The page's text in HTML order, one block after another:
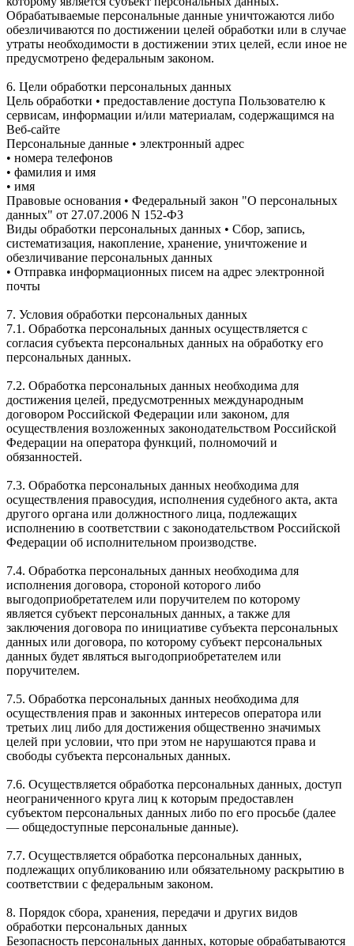
Обрабатываемые персональные данные уничтожаются либо
обезличиваются по достижении целей обработки или в случае
утраты необходимости в достижении этих целей, если иное не
предусмотрено федеральным законом.
6. Цели обработки персональных данных
Цель обработки • предоставление доступа Пользователю к
сервисам, информации и/или материалам, содержащимся на
Веб-сайте
Персональные данные • электронный адрес
• номера телефонов
• фамилия и имя
• имя
Правовые основания • Федеральный закон "О персональных
данных" от 27.07.2006 N 152-ФЗ
Виды обработки персональных данных • Сбор, запись,
систематизация, накопление, хранение, уничтожение и
обезличивание персональных данных
• Отправка информационных писем на адрес электронной
почты
7. Условия обработки персональных данных
7.1. Обработка персональных данных осуществляется с
согласия субъекта персональных данных на обработку его
персональных данных.
7.2. Обработка персональных данных необходима для
достижения целей, предусмотренных международным
договором Российской Федерации или законом, для
осуществления возложенных законодательством Российской
Федерации на оператора функций, полномочий и
обязанностей.
7.3. Обработка персональных данных необходима для
осуществления правосудия, исполнения судебного акта, акта
другого органа или должностного лица, подлежащих
исполнению в соответствии с законодательством Российской
Федерации об исполнительном производстве.
7.4. Обработка персональных данных необходима для
исполнения договора, стороной которого либо
выгодоприобретателем или поручителем по которому
является субъект персональных данных, а также для
заключения договора по инициативе субъекта персональных
данных или договора, по которому субъект персональных
данных будет являться выгодоприобретателем или
поручителем.
7.5. Обработка персональных данных необходима для
осуществления прав и законных интересов оператора или
третьих лиц либо для достижения общественно значимых
целей при условии, что при этом не нарушаются права и
свободы субъекта персональных данных.
7.6. Осуществляется обработка персональных данных, доступ
неограниченного круга лиц к которым предоставлен
субъектом персональных данных либо по его просьбе (далее
— общедоступные персональные данные).
7.7. Осуществляется обработка персональных данных,
подлежащих опубликованию или обязательному раскрытию в
соответствии с федеральным законом.
8. Порядок сбора, хранения, передачи и других видов
обработки персональных данных
Безопасность персональных данных, которые обрабатываются